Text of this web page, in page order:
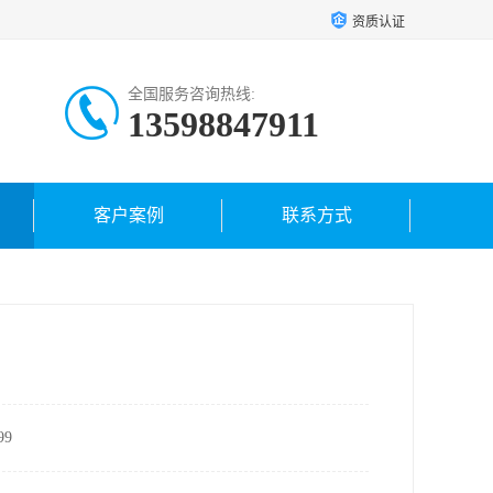
资质认证
全国服务咨询热线:
13598847911
客户案例 联系方式